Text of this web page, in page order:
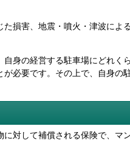
損害、地震・噴火・津波によ
身の経営する駐車場にどれく
必要です。その上で、自身の
対して補償される保険で、マ